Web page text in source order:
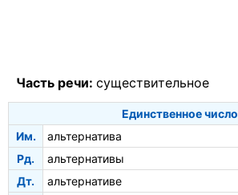
Часть речи: существительное
Единственное число
Им.
альтернатива
Рд.
альтернативы
Дт.
альтернативе